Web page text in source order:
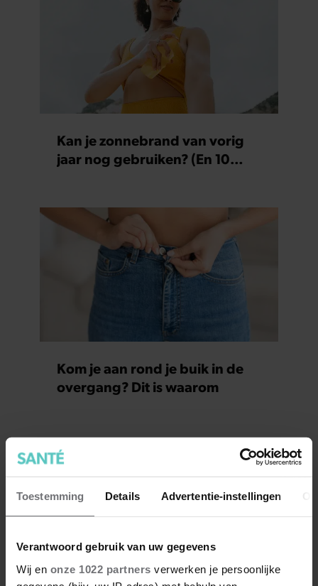
Toestemming Details Advertentie-instellingen
Verantwoord gebruik van uw gegevens
Wij en onze 1022 partners verwerken je persoonlijke
Kan je zonnebrand van vorig
jaar nog gebruiken? (En 10
Kom je aan rond je buik in de
overgang? Dit is waarom